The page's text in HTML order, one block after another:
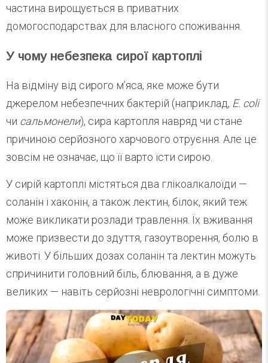
частина вирощується в приватних
домогосподарствах для власного споживання.
У чому небезпека сирої картоплі
На відміну від сирого м’яса, яке може бути
джерелом небезпечних бактерій (наприклад, E. coli
чи сальмонели), сира картопля навряд чи стане
причиною серйозного харчового отруєння. Але це
зовсім не означає, що її варто їсти сирою.
У сирій картоплі містяться два глікоалкалоїди —
соланін і хаконін, а також лектин, білок, який теж
може викликати розлади травлення. Їх вживання
може призвести до здуття, газоутворення, болю в
животі. У більших дозах соланін та лектин можуть
спричинити головний біль, блювання, а в дуже
великих — навіть серйозні неврологічні симптоми.